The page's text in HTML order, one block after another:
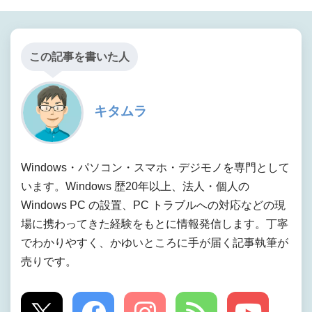
この記事を書いた人
キタムラ
Windows・パソコン・スマホ・デジモノを専門として
います。Windows 歴20年以上、法人・個人の
Windows PC の設置、PC トラブルへの対応などの現
場に携わってきた経験をもとに情報発信します。丁寧
でわかりやすく、かゆいところに手が届く記事執筆が
売りです。